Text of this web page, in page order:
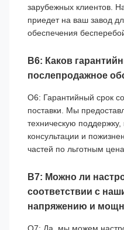
зарубежных клиентов.
приедет на ваш завод
обеспечения
В6: Каков
послепродажное
О6: Гарантийный срок
поставки. Мы
техническую
консультации и
частей по льготным
В7: Можно ли
соответствии с
напряжению и